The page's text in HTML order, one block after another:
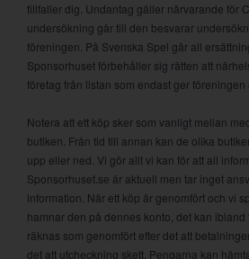
tillfaller dig. Undantag gäller närvarande för
undersökning går till den besvarar
föreningen. På Svenska Spel går all
Sponsorhuset förbehåller sig rätten att
företag från listan som endast ger föreningen
Notera att ett köp sker som vanligt mellan
butiken. Från tid till annan kan de olika
upp eller ned. Vi gör allt vi kan för att all
Sponsorhuset.se är aktuell men tar inget
information. När ett köp är genomfört och vi
hamnar den på dennes konto, det kan
räknas som genomfört efter det att
det att utcheckning skett. Pengarna kan